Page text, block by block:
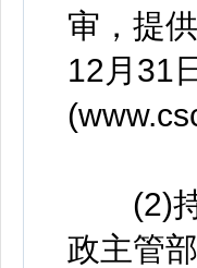
审，提
12月31
(2)持
政主管